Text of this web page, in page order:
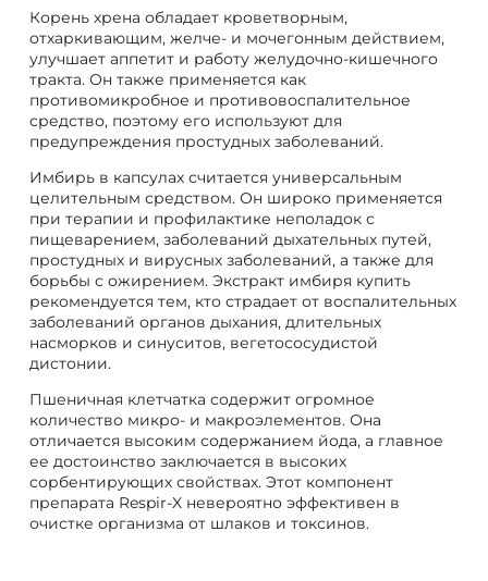
Корень хрена обладает кроветворным,
отхаркивающим, желче- и мочегонным действием,
улучшает аппетит и работу желудочно-кишечного
тракта. Он также применяется как
противомикробное и противовоспалительное
средство, поэтому его используют для
предупреждения простудных заболеваний.
Имбирь в капсулах считается универсальным
целительным средством. Он широко применяется
при терапии и профилактике неполадок с
пищеварением, заболеваний дыхательных путей,
простудных и вирусных заболеваний, а также для
борьбы с ожирением. Экстракт имбиря купить
рекомендуется тем, кто страдает от воспалительных
заболеваний органов дыхания, длительных
насморков и синуситов, вегетососудистой
дистонии.
Пшеничная клетчатка содержит огромное
количество микро- и макроэлементов. Она
отличается высоким содержанием йода, а главное
ее достоинство заключается в высоких
сорбентирующих свойствах. Этот компонент
препарата Respir-X невероятно эффективен в
очистке организма от шлаков и токсинов.